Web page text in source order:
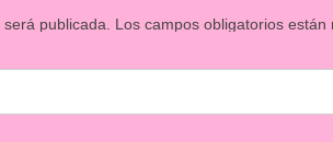
publicada. Los campos obligatorios